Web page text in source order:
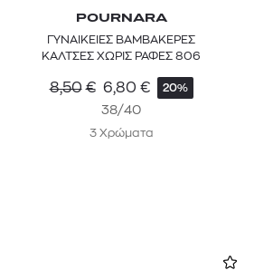
POURNARA
ΓΥΝΑΙΚΕΙΕΣ ΒΑΜΒΑΚΕΡΕΣ
ΚΑΛΤΣΕΣ ΧΩΡΙΣ ΡΑΦΕΣ 806
8,50 € 6,80 € 20%
38/40
3 Χρώματα